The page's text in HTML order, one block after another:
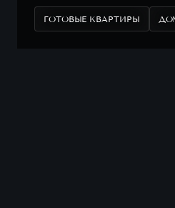
ГОТОВЫЕ КВАРТИРЫ